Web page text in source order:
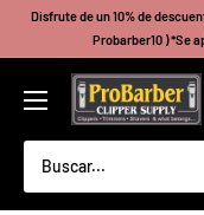
contenido
Disfrute de un 10% de
Probarber10 ) *Se